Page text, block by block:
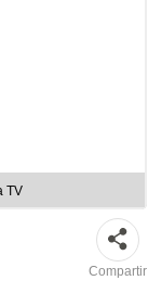
TV
Compartir